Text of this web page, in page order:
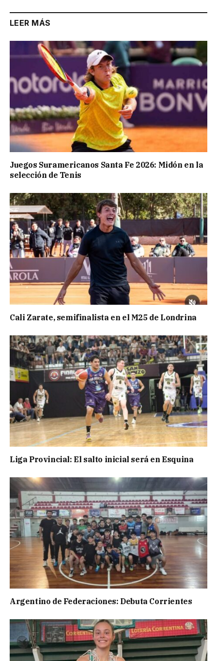
LEER MÁS
Juegos Suramericanos Santa Fe 2026: Midón en la
selección de Tenis
Cali Zarate, semifinalista en el M25 de Londrina
Liga Provincial: El salto inicial será en Esquina
Argentino de Federaciones: Debuta Corrientes